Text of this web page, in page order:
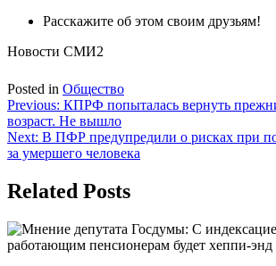
Расскажите об этом своим друзьям!
Новости СМИ2
Posted in Общество
Навигация
по
записям
Previous: КПРФ попыталась вернуть
возраст. Не вышло
Next: В ПФР предупредили о рисках при
за умершего человека
Related Posts